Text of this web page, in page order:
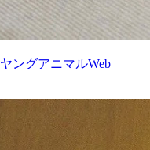
ングアニマルWeb